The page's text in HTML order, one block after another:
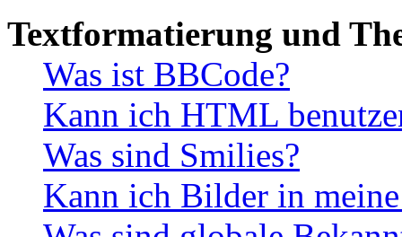
Textformatierung und
Was ist BBCode?
Kann ich HTML
Was sind Smilies?
Kann ich Bilder in